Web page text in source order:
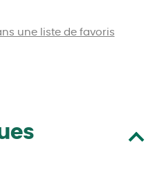
une liste de favoris